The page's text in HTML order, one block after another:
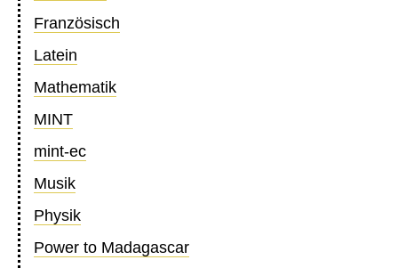
Französisch
Latein
Mathematik
MINT
mint-ec
Musik
Physik
Power to Madagascar